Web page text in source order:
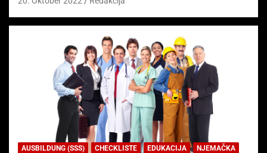
AUSBILDUNG (SSS) CHECKLISTE EDUKACIJA
NJEMAČKA